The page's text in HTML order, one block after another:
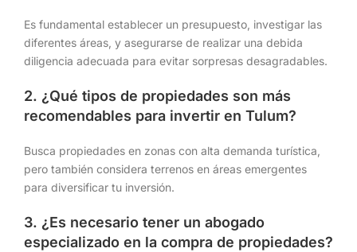
Es fundamental establecer un presupuesto, investigar las
diferentes áreas, y asegurarse de realizar una debida
diligencia adecuada para evitar sorpresas desagradables.
2. ¿Qué tipos de propiedades son más
recomendables para invertir en Tulum?
Busca propiedades en zonas con alta demanda turística,
pero también considera terrenos en áreas emergentes
para diversificar tu inversión.
3. ¿Es necesario tener un abogado
especializado en la compra de propiedades?